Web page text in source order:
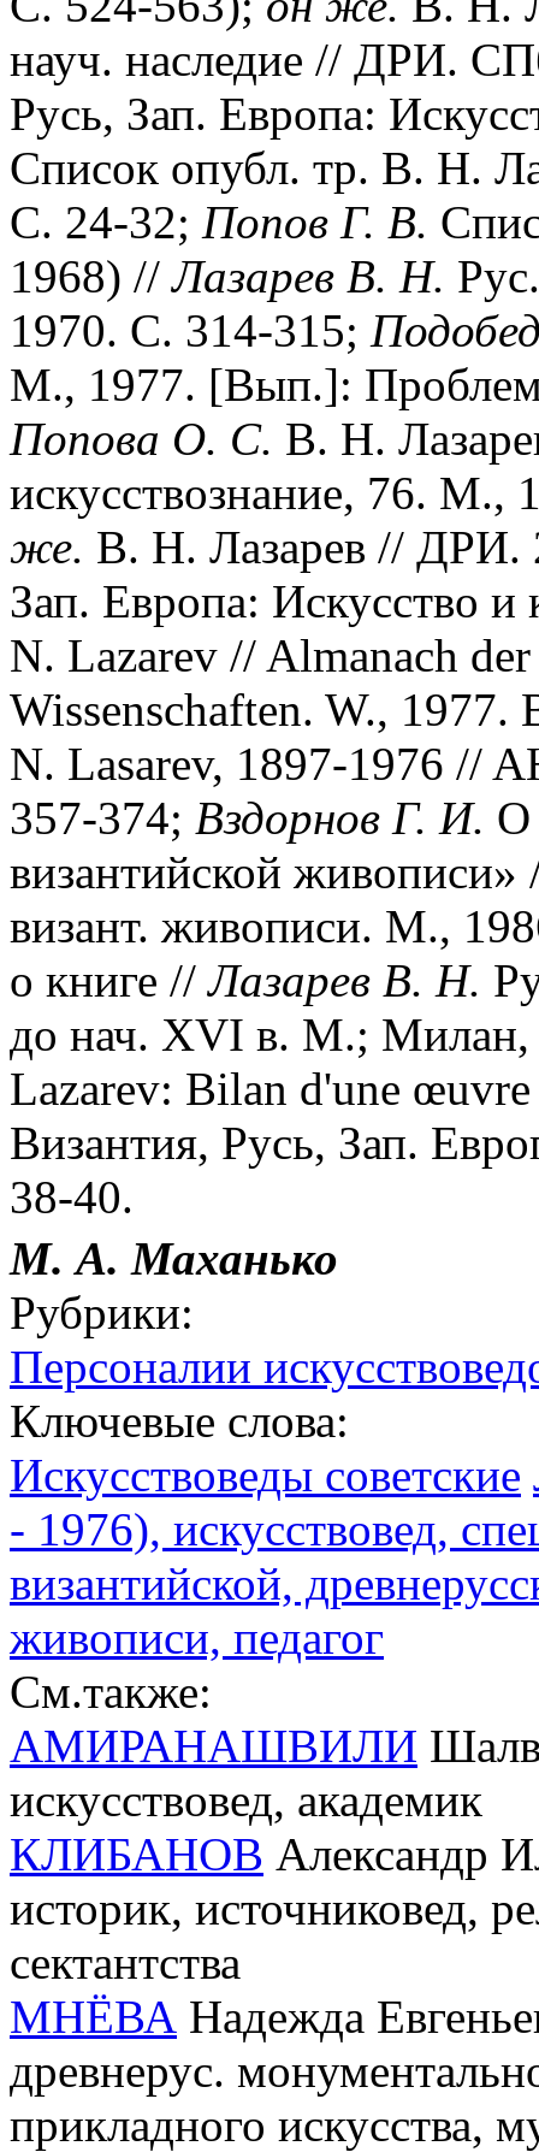
науч. наследие // ДРИ.
Русь, Зап. Европа:
Список опубл. тр. В. Н.
С. 24-32; Попов Г. В.
1968) //Лазарев В. Н.
1970. С. 314-315;
М., 1977. [Вып.]:
Попова О. С. В. Н.
искусствознание, 76.
же. В. Н. Лазарев // ДРИ.
Зап. Европа: Искусство
N. Lazarev // Almanach
Wissenschaften. W.,
N. Lasarev, 1897-1976 //
357-374; Вздорнов Г. И. О
византийской
визант. живописи. М.,
о книге //Лазарев В. Н.
до нач. XVI в. М.;
Lazarev: Bilan d'une
Византия, Русь, Зап.
38-40.
М. А. Маханько
Рубрики:
Персоналии
Ключевые слова:
Искусствоведы советские
- 1976), искусствовед,
византийской,
живописи, педагог
См.также:
АМИРАНАШВИЛИ
искусствовед, академик
КЛИБАНОВ Александр
историк, источниковед,
сектантства
МНЁВА Надежда
древнерус.
прикладного искусства,